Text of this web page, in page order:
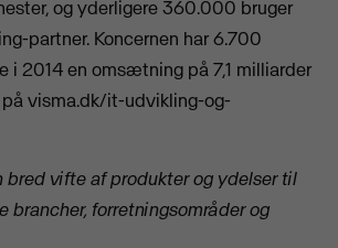
og yderligere 360.000 bruger
partner. Koncernen har 6.700
i 2014 en omsætning på 7,1 milliarder
visma.dk/it-udvikling-og-
bred vifte af produkter og ydelser til
brancher, forretningsområder og